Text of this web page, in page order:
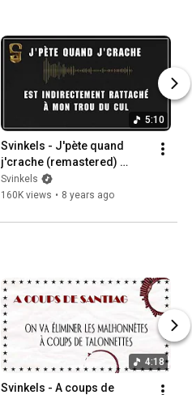
5:10
Svinkels - J'pète quand
j'crache (remastered)
[video lyrics officielle]
Svinkels
160K views • 8 years ago
4:18
Svinkels - A coups de